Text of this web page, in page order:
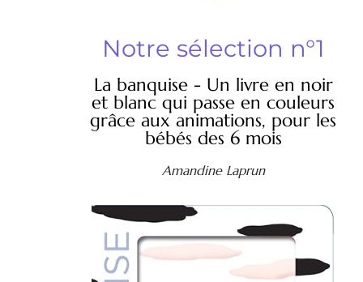
Notre sélection n°1
La banquise - Un livre en noir
et blanc qui passe en couleurs
grâce aux animations, pour les
bébés des 6 mois
Amandine Laprun